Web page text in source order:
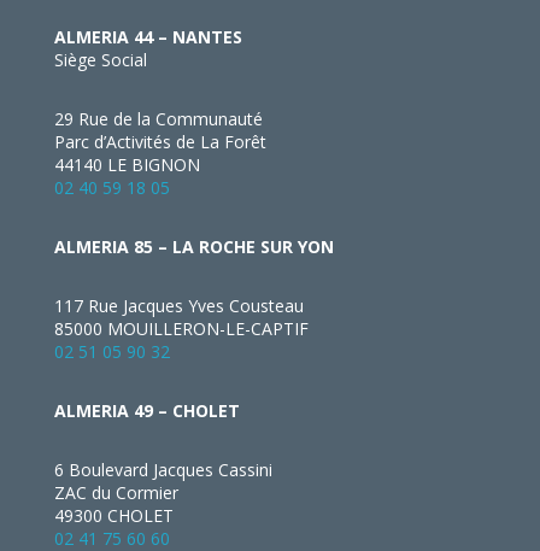
ALMERIA 44 – NANTES
Siège Social
29 Rue de la Communauté
Parc d’Activités de La Forêt
44140 LE BIGNON
02 40 59 18 05
ALMERIA 85 – LA ROCHE SUR YON
117 Rue Jacques Yves Cousteau
85000 MOUILLERON-LE-CAPTIF
02 51 05 90 32
ALMERIA 49 – CHOLET
6 Boulevard Jacques Cassini
ZAC du Cormier
49300 CHOLET
02 41 75 60 60